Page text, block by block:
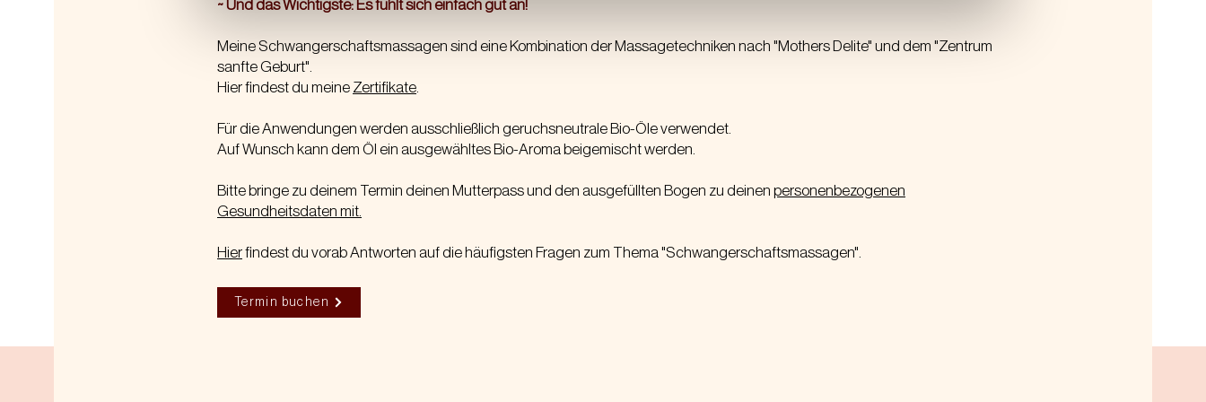
~ Und das Wichtigste: Es fühlt sich einfach gut an!
Meine Schwangerschaftsmassagen sind eine Kombination der Massagetechniken nach "Mothers Delite" und dem "Zentrum
sanfte Geburt".
Hier findest du meine Zertifikate
Für die Anwendungen werden ausschließlich geruchsneutrale Bio-Öle verwendet.
Auf Wunsch kann dem Öl ein ausgewähltes Bio-Aroma beigemischt werden.
Bitte bringe zu deinem Termin deinen Mutterpass und den ausgefüllten Bogen zu deinen personenbezogenen
Gesundheitsdaten mit.
Hierfindest du vorab Antworten auf die häufigsten Fragen zum Thema "Schwangerschaftsmassagen".
Termin buchen